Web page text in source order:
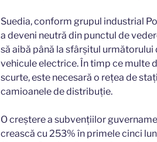
Suedia, conform grupul industrial
a deveni neutră din punctul de
să aibă până la sfârșitul
vehicule electrice. În timp ce multe
scurte, este necesară o rețea de
camioanele de distribuție.
O creștere a subvențiilor
crească cu 253% în primele cinci